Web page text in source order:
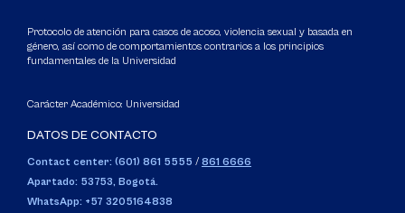
Protocolo de atención para casos de acoso, violencia sexual y basada en
género, así como de comportamientos contrarios a los principios
fundamentales de la Universidad
Carácter Académico: Universidad
DATOS DE CONTACTO
Contact center: (601) 861 5555 / 861 6666
Apartado: 53753, Bogotá.
WhatsApp: +57 3205164838